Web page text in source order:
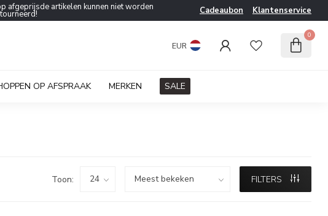
afgeprijsde artikelen kunnen niet worden Cadeaubon Klantenservice
EUR
0
OP AFSPRAAK MERKEN SALE
Toon: FILTERS